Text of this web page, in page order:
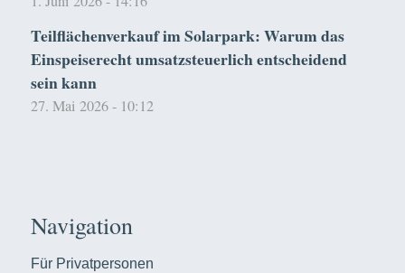
Teilflächenverkauf im Solarpark: Warum das
Einspeiserecht umsatzsteuerlich entscheidend
sein kann
27. Mai 2026 - 10:12
Navigation
Für Privatpersonen